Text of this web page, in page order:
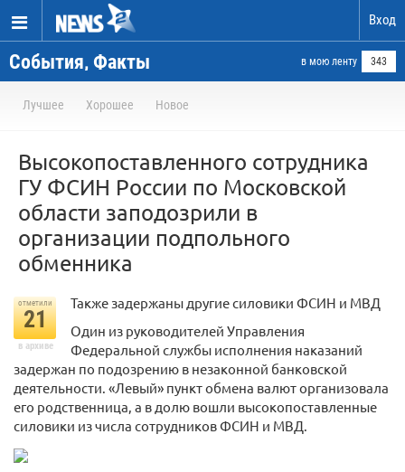
Вход
События, Факты в мою ленту 343
Лучшее Хорошее Новое
Высокопоставленного сотрудника
ГУ ФСИН России по Московской
области заподозрили в
организации подпольного
обменника
отметили
21
в архиве
Также задержаны другие силовики ФСИН и МВД
Один из руководителей Управления
Федеральной службы исполнения наказаний
задержан по подозрению в незаконной банковской
деятельности. «Левый» пункт обмена валют организовала
его родственница, а в долю вошли высокопоставленные
силовики из числа сотрудников ФСИН и МВД.